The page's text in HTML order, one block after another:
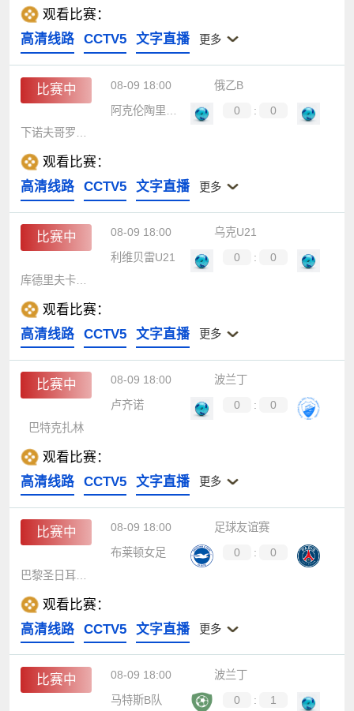
观看比赛：
高清线路
CCTV5 文字直播 更多
比赛中 08-09 18:00
俄乙B
0 :
0
观看比赛：
高清线路
CCTV5 文字直播 更多
比赛中 08-09 18:00
乌克U21
利维贝雷U21
0 :
0
观看比赛：
高清线路
CCTV5 文字直播 更多
比赛中 08-09 18:00
波兰丁
卢齐诺
0 :
0
巴特克扎林
观看比赛：
高清线路
CCTV5 文字直播 更多
比赛中 08-09 18:00
足球友谊赛
布莱顿女足
0 :
0
观看比赛：
高清线路
CCTV5 文字直播 更多
比赛中 08-09 18:00
波兰丁
马特斯B队
0 :
1